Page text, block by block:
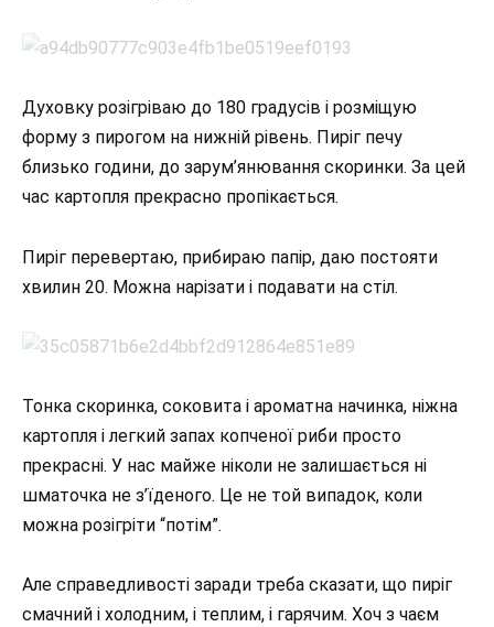
Духовку розігріваю до 180 градусів і розміщую
форму з пирогом на нижній рівень. Пиріг печу
близько години, до зарум’янювання скоринки. За цей
час картопля прекрасно пропікається.
Пиріг перевертаю, прибираю папір, даю постояти
хвилин 20. Можна нарізати і подавати на стіл.
Тонка скоринка, соковита і ароматна начинка, ніжна
картопля і легкий запах копченої риби просто
прекрасні. У нас майже ніколи не залишається ні
шматочка не з’їденого. Це не той випадок, коли
можна розігріти “потім”.
Але справедливості заради треба сказати, що пиріг
смачний і холодним, і теплим, і гарячим. Хоч з чаєм